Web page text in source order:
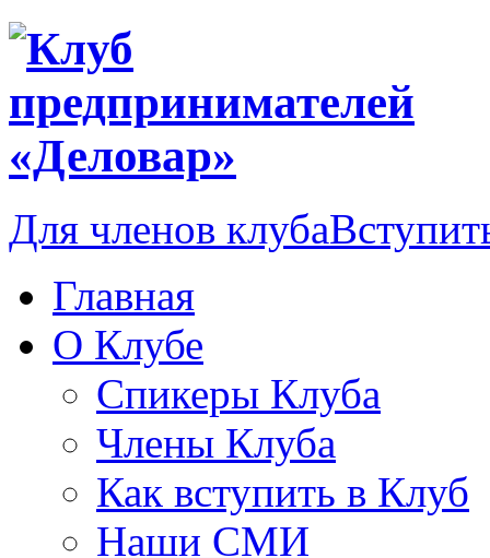
Для членов клуба
Главная
О Клубе
Спикеры Клуба
Члены Клуба
Как вступить в Клуб
Наши СМИ